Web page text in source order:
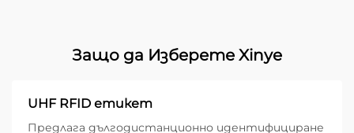
Защо да Изберете Xinye
UHF RFID етикет
Предлага дългодистанционно идентифициране